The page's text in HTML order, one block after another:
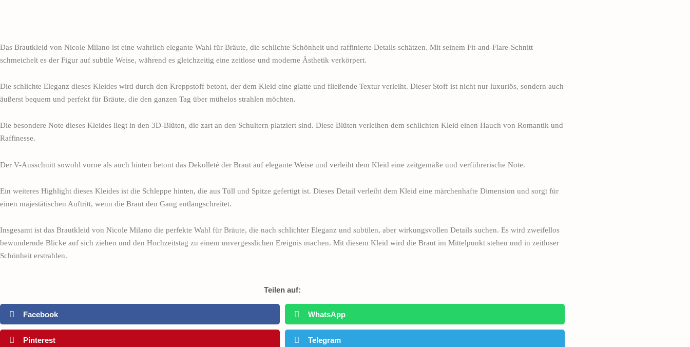
Das Brautkleid von Nicole Milano ist eine wahrlich elegante Wahl für Bräute, die schlichte Schönheit und raffinierte Details schätzen. Mit seinem Fit-and-Flare-Schnitt
schmeichelt es der Figur auf subtile Weise, während es gleichzeitig eine zeitlose und moderne Ästhetik verkörpert.
Die schlichte Eleganz dieses Kleides wird durch den Kreppstoff betont, der dem Kleid eine glatte und fließende Textur verleiht. Dieser Stoff ist nicht nur luxuriös, sondern auch
äußerst bequem und perfekt für Bräute, die den ganzen Tag über mühelos strahlen möchten.
Die besondere Note dieses Kleides liegt in den 3D-Blüten, die zart an den Schultern platziert sind. Diese Blüten verleihen dem schlichten Kleid einen Hauch von Romantik und
Raffinesse.
Der V-Ausschnitt sowohl vorne als auch hinten betont das Dekolleté der Braut auf elegante Weise und verleiht dem Kleid eine zeitgemäße und verführerische Note.
Ein weiteres Highlight dieses Kleides ist die Schleppe hinten, die aus Tüll und Spitze gefertigt ist. Dieses Detail verleiht dem Kleid eine märchenhafte Dimension und sorgt für
einen majestätischen Auftritt, wenn die Braut den Gang entlangschreitet.
Insgesamt ist das Brautkleid von Nicole Milano die perfekte Wahl für Bräute, die nach schlichter Eleganz und subtilen, aber wirkungsvollen Details suchen. Es wird zweifellos
bewundernde Blicke auf sich ziehen und den Hochzeitstag zu einem unvergesslichen Ereignis machen. Mit diesem Kleid wird die Braut im Mittelpunkt stehen und in zeitloser
Schönheit erstrahlen.
Teilen auf:
Facebook WhatsApp
Pinterest Telegram